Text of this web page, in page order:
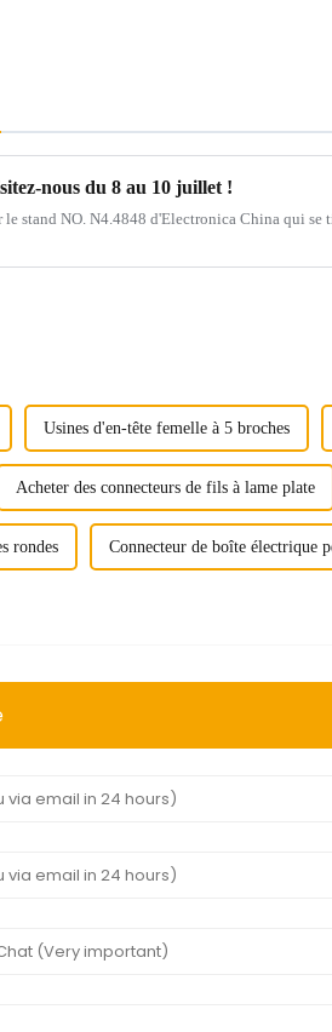
nous du 8 au 10 juillet !
stand NO. N4.4848 d'Electronica China qui se
Usines d'en-tête femelle à 5 broches
Acheter des connecteurs de fils à lame plate
rondes Connecteur de boîte électrique